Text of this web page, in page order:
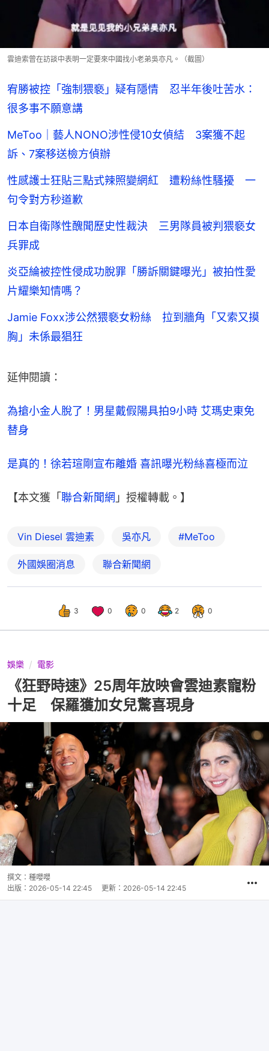
雲迪索曾在訪談中表明一定要來中國找小老弟吳亦凡。（截圖）
宥勝被控「強制猥褻」疑有隱情 忍半年後吐苦水：
很多事不願意講
MeToo｜藝人NONO涉性侵10女偵結 3案獲不起
訴、7案移送檢方偵辦
性感護士狂貼三點式辣照變網紅 遭粉絲性騷擾 一
句令對方秒道歉
日本自衛隊性醜聞歷史性裁決 三男隊員被判猥褻女
兵罪成
炎亞綸被控性侵成功脫罪「勝訴關鍵曝光」被拍性愛
片耀樂知情嗎？
Jamie Foxx涉公然猥褻女粉絲 拉到牆角「又索又摸
胸」未係最猖狂
延伸閱讀：
為搶小金人脫了！男星戴假陽具拍9小時 艾瑪史東免
替身
是真的！徐若瑄剛宣布離婚 喜訊曝光粉絲喜極而泣
【本文獲「 聯合新聞網 」授權轉載。】
Vin Diesel 雲迪素 吳亦凡 #MeToo
外國娛圈消息 聯合新聞網
3 0 0 2 0
娛樂 電影
《狂野時速》25周年放映會雲迪素寵粉
十足 保羅獲加女兒驚喜現身
撰文： 種嚶嚶
出版： 2026-05-14 22:45 更新： 2026-05-14 22:45